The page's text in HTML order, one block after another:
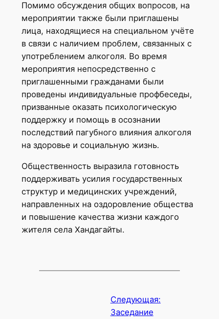
Помимо обсуждения общих вопросов, на
мероприятии также были приглашены
лица, находящиеся на специальном учёте
в связи с наличием проблем, связанных с
употреблением алкоголя. Во время
мероприятия непосредственно с
приглашенными гражданами были
проведены индивидуальные профбеседы,
призванные оказать психологическую
поддержку и помощь в осознании
последствий пагубного влияния алкоголя
на здоровье и социальную жизнь.
Общественность выразила готовность
поддерживать усилия государственных
структур и медицинских учреждений,
направленных на оздоровление общества
и повышение качества жизни каждого
жителя села Хандагайты.
Следующая:
Заседание